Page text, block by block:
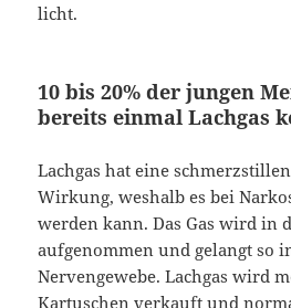
licht.
10 bis 20% der jungen
bereits einmal Lachgas
Lachgas hat eine
Wirkung, weshalb es bei
werden kann. Das Gas wird in
aufgenommen und gelangt so
Nervengewebe. Lachgas wird
Kartuschen verkauft und